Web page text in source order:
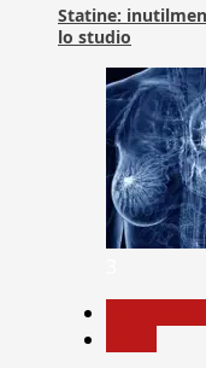
Statine:
lo studio